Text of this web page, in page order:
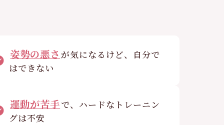
姿勢の悪さ が気になるけど、自分で
はできない
運動が苦手で、ハードなトレーニン
グは不安